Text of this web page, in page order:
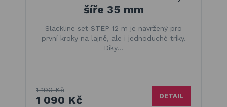
šíře 35 mm
Slackline set STEP 12 m je navržený pro
první kroky na lajně, ale i jednoduché triky.
Díky…
1 190 Kč
1 090 Kč DETAIL